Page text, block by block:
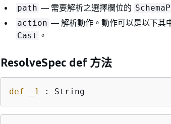
path — 需要解析之選擇欄位的
action — 解析動作。動作可以是以下其
Cast 。
ResolveSpec def 方法
def 1 : String